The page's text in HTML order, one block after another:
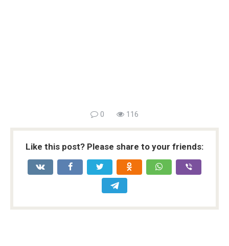
0 116
Like this post? Please share to your friends: